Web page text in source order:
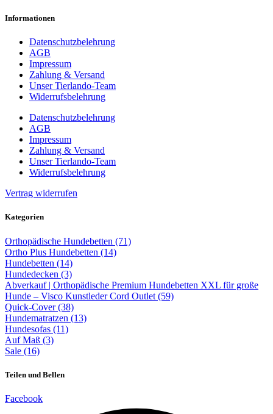
Informationen
Datenschutzbelehrung
AGB
Impressum
Zahlung & Versand
Unser Tierlando-Team
Widerrufsbelehrung
Datenschutzbelehrung
AGB
Impressum
Zahlung & Versand
Unser Tierlando-Team
Widerrufsbelehrung
Vertrag widerrufen
Kategorien
Orthopädische Hundebetten (71)
Ortho Plus Hundebetten (14)
Hundebetten (14)
Hundedecken (3)
Abverkauf | Orthopädische Premium Hundebetten XXL für große
Hunde – Visco Kunstleder Cord Outlet (59)
Quick-Cover (38)
Hundematratzen (13)
Hundesofas (11)
Auf Maß (3)
Sale (16)
Teilen und Bellen
Facebook